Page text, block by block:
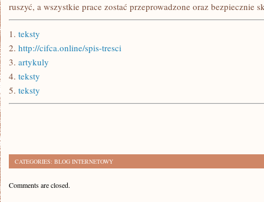
ruszyć, a wszystkie prace zostać przeprowadzone oraz bezpiecznie
1. teksty
2. http://cifca.online/spis-tresci
3. artykuly
4. teksty
5. teksty
CATEGORIES: BLOG INTERNETOWY
Comments are closed.